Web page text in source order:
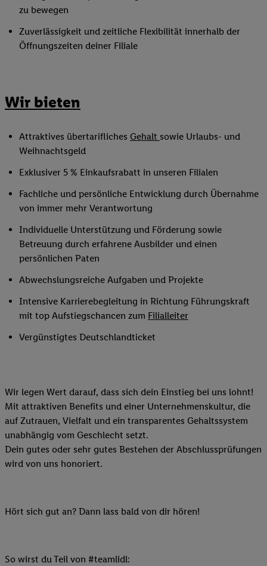
zu bewegen
Zuverlässigkeit und zeitliche Flexibilität innerhalb der
Öffnungszeiten deiner Filiale
Wir bieten
Attraktives übertarifliches Gehalt sowie Urlaubs- und
Weihnachtsgeld
Exklusiver 5 % Einkaufsrabatt in unseren Filialen
Fachliche und persönliche Entwicklung durch Übernahme
von immer mehr Verantwortung
Individuelle Unterstützung und Förderung sowie
Betreuung durch erfahrene Ausbilder und einen
persönlichen Paten
Abwechslungsreiche Aufgaben und Projekte
Intensive Karrierebegleitung in Richtung Führungskraft
mit top Aufstiegschancen zum Filialleiter
Vergünstigtes Deutschlandticket
Wir legen Wert darauf, dass sich dein Einstieg bei uns lohnt!
Mit attraktiven Benefits und einer Unternehmenskultur, die
auf Zutrauen, Vielfalt und ein transparentes Gehaltssystem
unabhängig vom Geschlecht setzt.
Dein gutes oder sehr gutes Bestehen der Abschlussprüfungen
wird von uns honoriert.
Hört sich gut an? Dann lass bald von dir hören!
So wirst du Teil von #teamlidl: